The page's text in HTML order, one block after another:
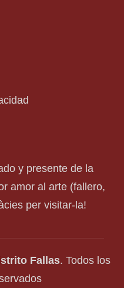
y presente de la
amor al arte (fallero,
per visitar-la!
Fallas. Todos los